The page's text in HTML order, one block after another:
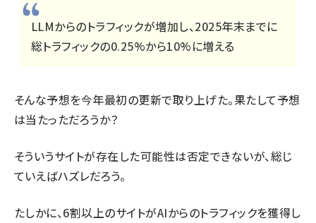
LLMからのトラフィックが増加し、2025年末までに
総トラフィックの0.25%から10%に増える
そんな予想を今年最初の更新で取り上げた。果たして予想
は当たっただろうか？
そういうサイトが存在した可能性は否定できないが、総じ
ていえばハズレだろう。
たしかに、6割以上のサイトがAIからのトラフィックを獲得し